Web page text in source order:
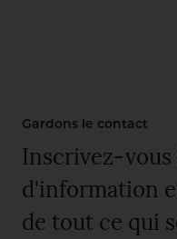
Gardons le contact
Inscrivez-
d'information
de tout ce qui